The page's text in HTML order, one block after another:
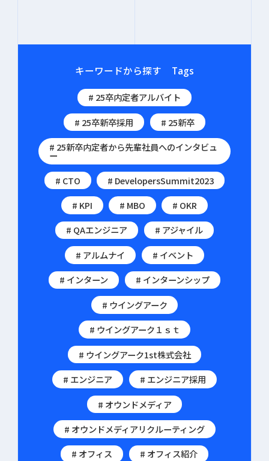
キーワードから探す Tags
# 25卒内定者アルバイト
# 25卒新卒採用
# 25新卒
# 25新卒内定者から先輩社員へのインタビュ
ー
# CTO
# DevelopersSummit2023
# KPI
# MBO
# OKR
# QAエンジニア
# アジャイル
# アルムナイ
# イベント
# インターン
# インターンシップ
# ウイングアーク
# ウイングアーク１ｓｔ
# ウイングアーク1st株式会社
# エンジニア
# エンジニア採用
# オウンドメディア
# オウンドメディアリクルーティング
# オフィス
# オフィス紹介